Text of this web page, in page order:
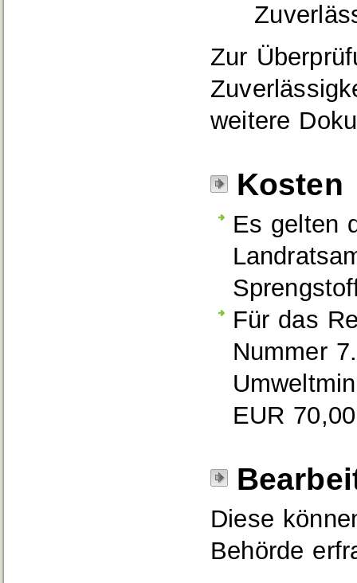
Zur
weitere
Kosten
Es gelten
Für das
Nummer
EUR
Diese
Behörde